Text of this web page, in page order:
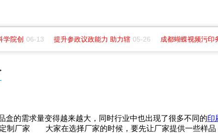
学院创 06-13 提升参政议政能力 助力辖 05-26 成都蝴蝶视频污印
盒的需求量变得越来越大，同时行业中也出现了很多不同的印
厂家 大家在选择厂家的时候，要先让厂家提供一些样品